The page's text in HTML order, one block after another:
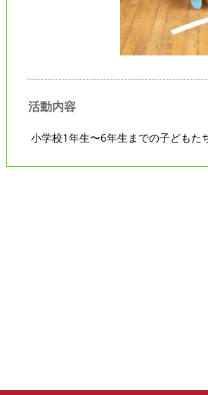
活動内容
小学校1年生〜6年生までの子どもた